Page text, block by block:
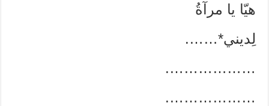
هيّا يا مرآةُ
لِديني*…….
……………….
……………….